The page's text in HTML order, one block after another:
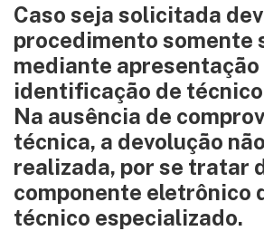
Caso seja solicitada
procedimento somente
mediante apresentação
identificação de
Na ausência de
técnica, a devolução
realizada, por se tratar
componente eletrônico
técnico especializado.